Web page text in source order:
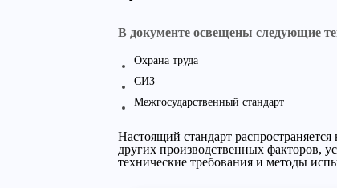
В документе освещены следующие
Охрана труда
СИЗ
Межгосударственный стандарт
Настоящий стандарт
других производственных факторов,
технические требования и методы